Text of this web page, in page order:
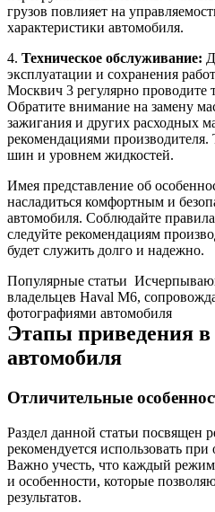
грузов повлияет на
характеристики автомобиля.
4. Техническое обслуживание:
эксплуатации и сохранения
Москвич 3 регулярно проводите
Обратите внимание на замену
зажигания и других расходных
рекомендациями производителя.
шин и уровнем жидкостей.
Имея представление об
насладиться комфортным и
автомобиля. Соблюдайте
следуйте рекомендациям
будет служить долго и надежно.
Популярные статьи
владельцев Haval M6,
фотографиями автомобиля
Этапы приведения в
автомобиля
Отличительные
Раздел данной статьи посвящен
рекомендуется использовать
Важно учесть, что каждый режим
и особенности, которые
результатов.